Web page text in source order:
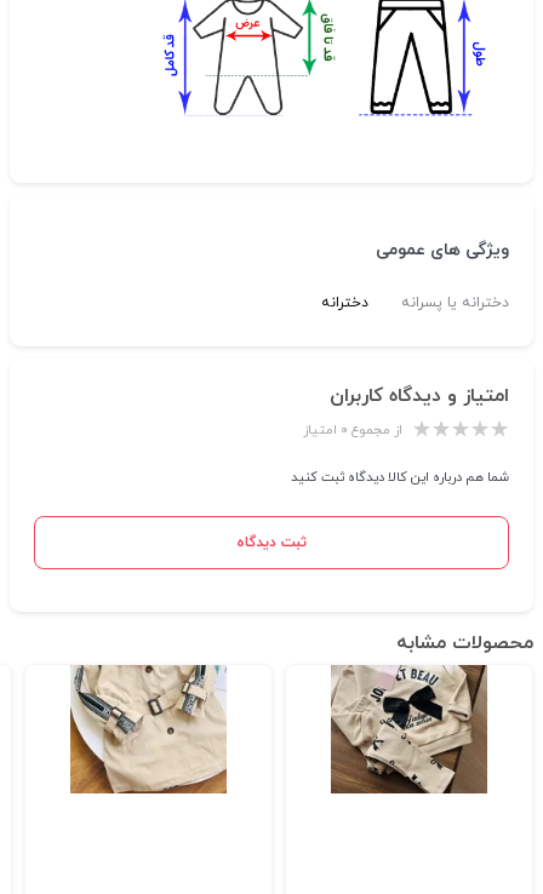
ویژگی های عمومی
دخترانه یا پسرانه دخترانه
امتیاز و دیدگاه کاربران
از مجموع ۰ امتیاز
شما هم درباره این کالا دیدگاه ثبت کنید
ثبت دیدگاه
محصولات مشابه